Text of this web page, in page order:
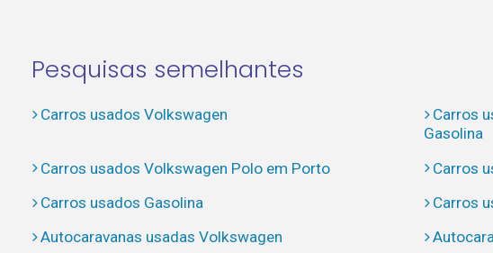
Pesquisas semelhantes
Carros usados Volkswagen
Carros
Gasolina
Carros usados Volkswagen Polo em Porto Carros
Carros usados Gasolina
Carros
Autocaravanas usadas Volkswagen